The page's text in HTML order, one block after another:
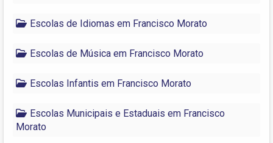
Escolas de Idiomas em Francisco Morato
Escolas de Música em Francisco Morato
Escolas Infantis em Francisco Morato
Escolas Municipais e Estaduais em Francisco
Morato